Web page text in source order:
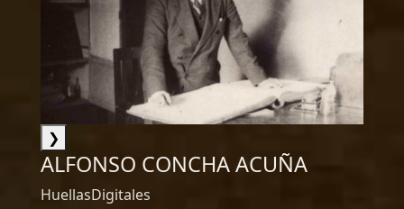
❯
ALFONSO CONCHA ACUÑA
HuellasDigitales